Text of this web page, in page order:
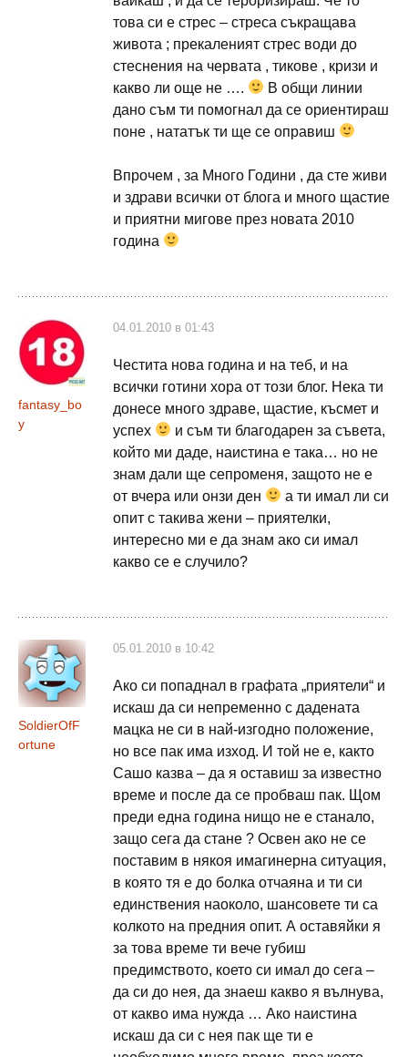
това си е стрес – стреса съкращава
живота ; прекаленият стрес води до
стеснения на червата , тикове , кризи и
какво ли още не ….
В общи линии
дано съм ти помогнал да се ориентираш
поне , нататък ти ще се оправиш
Впрочем , за Много Години , да сте живи
и здрави всички от блога и много щастие
и приятни мигове през новата 2010
година
fantasy_bo
y
04.01.2010 в 01:43
Честита нова година и на теб, и на
всички готини хора от този блог. Нека ти
донесе много здраве, щастие, късмет и
успех
и съм ти благодарен за съвета,
който ми даде, наистина е така… но не
знам дали ще сепроменя, защото не е
от вчера или онзи ден
а ти имал ли си
опит с такива жени – приятелки,
интересно ми е да знам ако си имал
какво се е случило?
SoldierOfF
ortune
05.01.2010 в 10:42
Ако си попаднал в графата „приятели“ и
искаш да си непременно с дадената
мацка не си в най-изгодно положение,
но все пак има изход. И той не е, както
Сашо казва – да я оставиш за известно
време и после да се пробваш пак. Щом
преди една година нищо не е станало,
защо сега да стане ? Освен ако не се
поставим в някоя имагинерна ситуация,
в която тя е до болка отчаяна и ти си
единствения наоколо, шансовете ти са
колкото на предния опит. А оставяйки я
за това време ти вече губиш
предимството, което си имал до сега –
да си до нея, да знаеш какво я вълнува,
от какво има нужда … Ако наистина
искаш да си с нея пак ще ти е